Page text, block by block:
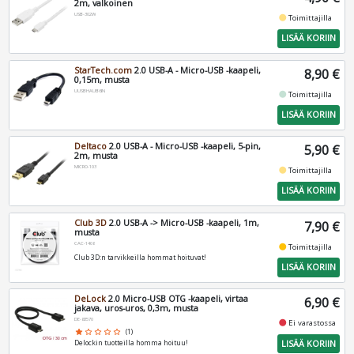
2m, valkoinen
USB-302W fiber_manual_recordToimittajilla
LISÄÄ KORIIN
StarTech.com 2.0 USB-A - Micro-USB -kaapeli,
0,15m, musta
UUSBHAUB6IN
8,90 €
fiber_manual_recordToimittajilla
LISÄÄ KORIIN
Deltaco 2.0 USB-A - Micro-USB -kaapeli, 5-pin,
2m, musta
MICRO-103
5,90 €
fiber_manual_recordToimittajilla
LISÄÄ KORIIN
Club 3D 2.0 USB-A -> Micro-USB -kaapeli, 1m,
musta
CAC-1408
Club 3D:n tarvikkeilla hommat hoituvat!
7,90 €
fiber_manual_recordToimittajilla
LISÄÄ KORIIN
DeLock2.0 Micro-USB OTG -kaapeli, virtaa
jakava, uros-uros, 0,3m, musta
DE-83570
star star_border star_border star_border star_border (1)
Delockin tuotteilla homma hoituu!
6,90 €
fiber_manual_record Ei varastossa
LISÄÄ KORIIN